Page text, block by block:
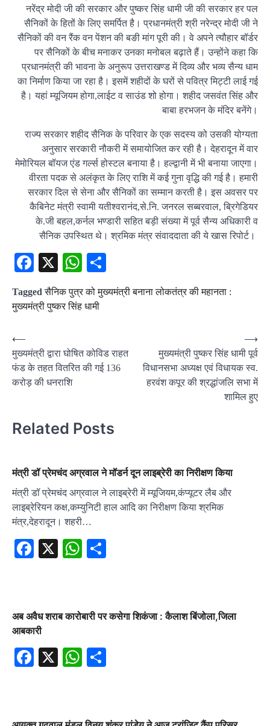
नरेंद्र मोदी जी की सरकार और पुष्कर सिंह धामी जी की सरकार हर पल
सैनिकों के हितों के लिए समर्पित है। प्रधानमंत्री श्री नरेन्द्र मोदी जी ने
सैनिकों की वन रैंक वन पेंशन की बङी मांग पूरी की। वे अपने त्यौहार बॉर्डर
पर सैनिकों के बीच मनाकर उनका मनोबल बढ़ाते हैं। उन्होंने कहा कि
प्रधानमंत्री की भावना के अनुरूप उत्तराखण्ड में दिव्य और भव्य सैन्य धाम
का निर्माण किया जा रहा है। इसमें शहीदों के घरों से पवित्र मिट्टी लाई गई
है। यहां म्यूजियम होगा,लाईट व साउंड शो होगा। शहीद जसवंत सिंह और
बाबा हरभजन के मंदिर बनेंगे।
राज्य सरकार शहीद सैनिक के परिवार के एक सदस्य को उसकी योग्यता
अनुसार सरकारी नौकरी में समायोजित कर रही है। देहरादून में वार
मेमोरियल बॉयज एंड गर्ल्स होस्टल बनाया है। हल्द्वानी में भी बनाया जाएगा।
वीरता पदक से अलंकृत के लिए राशि में कई गुना वृद्धि की गई है। हमारी
सरकार दिल से सेना और सैनिकों का सम्मान करती है। इस अवसर पर
कैबिनेट मंत्री स्वामी यतीश्वरानंद,से.नि. जनरल सब्बरवाल, ब्रिगेडियर
के.जी बहल,कर्नल भण्डारी सहित बड़ी संख्या में पूर्व सैन्य अधिकारी व
सैनिक उपस्थित थे। श्रमिक मंत्र संवाददाता की ये खास रिपोर्ट।
Facebook
X WhatsApp
Taggedसैनिक पुत्र को मुख्यमंत्री बनाना लोकतंत्र की महानता :
मुख्यमंत्री पुष्कर सिंह धामी
Post
navigation
⟵
मुख्यमंत्री द्वारा घोषित कोविड राहत
फंड के तहत वितरित की गई 136
करोड़ की धनराशि
मुख्यमंत्री पुष्कर सिंह धामी पूर्व
विधानसभा अध्यक्ष एवं विधायक स्व.
हरवंश कपूर की श्रद्धांजलि सभा में
शामिल हुए
⟶
Related Posts
मंत्री डॉ प्रेमचंद अग्रवाल ने मॉडर्न दून लाइब्रेरी का निरीक्षण किया
मंत्री डॉ प्रेमचंद अग्रवाल ने लाइब्रेरी में म्यूजियम,कंप्यूटर लैब और
लाइब्रेरियन कक्ष,कम्युनिटी हाल आदि का निरीक्षण किया श्रमिक
मंत्र,देहरादून। शहरी…
Facebook
X WhatsApp
अब अवैध शराब कारोबारी पर कसेगा शिकंजा : कैलाश बिंजोला,जिला
आबकारी
Facebook
X WhatsApp